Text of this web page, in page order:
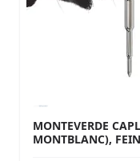
MONTEVERDE
MONTBLANC),